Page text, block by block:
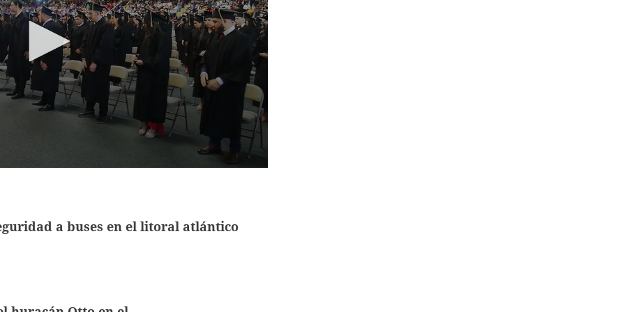
a buses en el litoral atlántico